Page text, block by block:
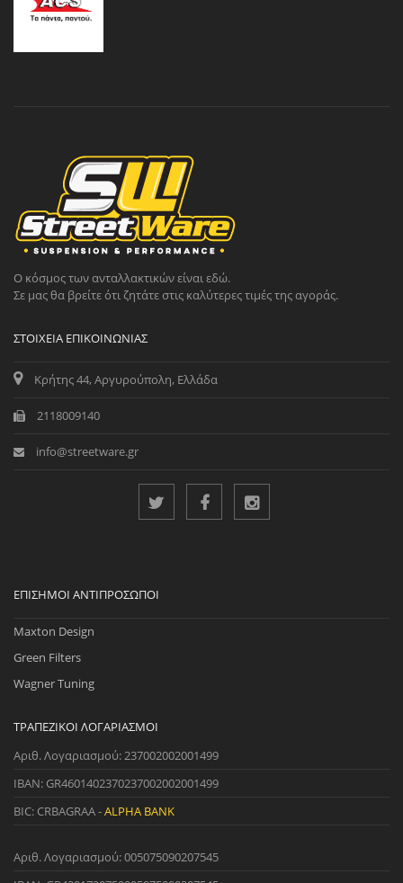
Ο κόσμος των ανταλλακτικών είναι εδώ.
Σε μας θα βρείτε ότι ζητάτε στις καλύτερες τιμές της αγοράς.
ΣΤΟΙΧΕΊΑ ΕΠΙΚΟΙΝΩΝΊΑΣ
Κρήτης 44, Αργυρούπολη, Ελλάδα
2118009140
info@streetware.gr
ΕΠΊΣΗΜΟΙ ΑΝΤΙΠΡΌΣΩΠΟΙ
Maxton Design
Green Filters
Wagner Tuning
ΤΡΑΠΕΖΙΚΟΊ ΛΟΓΑΡΙΑΣΜΟΊ
Αριθ. Λογαριασμού: 237002002001499
IBAN: GR4601402370237002002001499
BIC: CRBAGRAA -ALPHA BANK
Αριθ. Λογαριασμού: 005075090207545